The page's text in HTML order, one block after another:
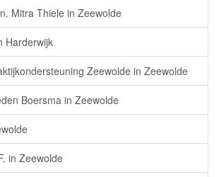
Mitra Thiele in Zeewolde
Harderwijk
Zeewolde in Zeewolde
Boersma in Zeewolde
in Zeewolde